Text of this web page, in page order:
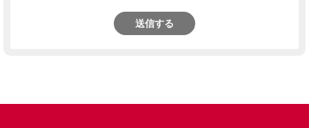
送信する